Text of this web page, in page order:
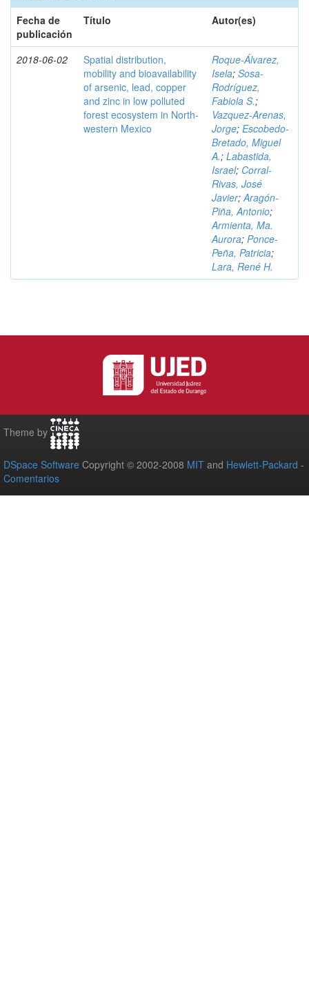
Fecha de
publicación
Título Autor(es)
2018-06-02
Spatial distribution,
mobility and bioavailability
of arsenic, lead, copper
and zinc in low polluted
forest ecosystem in North-
western Mexico
Roque-Álvarez,
Isela; Sosa-
Rodríguez,
Fabiola S.;
Vazquez-Arenas,
Jorge; Escobedo-
Bretado, Miguel
A.; Labastida,
Israel; Corral-
Rivas, José
Javier;Aragón-
Piña, Antonio;
Armienta, Ma.
Aurora; Ponce-
Peña, Patricia;
Lara, René H.
Theme by
DSpace Software Copyright © 2002-2008 MIT and Hewlett-Packard -
Comentarios